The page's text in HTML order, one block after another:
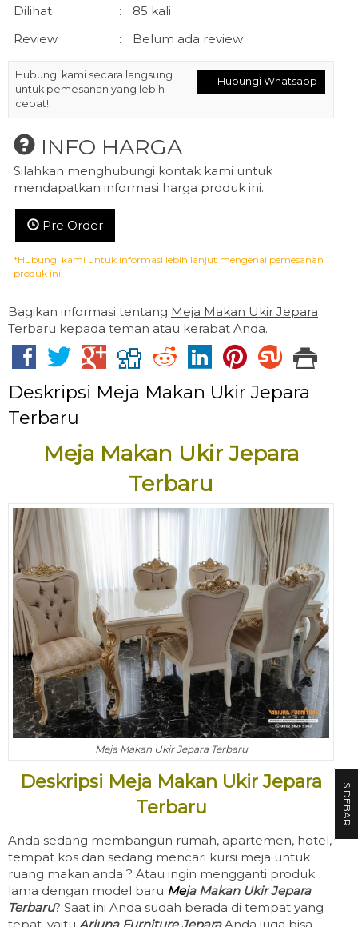
Dilihat
:
85 kali
Review
: Belum ada review
Hubungi Whatsapp
Hubungi kami secara langsung
untuk pemesanan yang lebih
cepat!
INFO HARGA
Silahkan menghubungi kontak kami untuk
mendapatkan informasi harga produk ini.
Pre Order
*Hubungi kami untuk informasi lebih lanjut mengenai pemesanan
produk ini.
Bagikan informasi tentang Meja Makan Ukir Jepara
Terbaru kepada teman atau kerabat Anda.
Deskripsi Meja Makan Ukir Jepara
Terbaru
Meja Makan Ukir Jepara
Terbaru
Meja Makan Ukir Jepara Terbaru
Deskripsi Meja Makan Ukir Jepara
Terbaru
Anda sedang membangun rumah, apartemen, hotel,
tempat kos dan sedang mencari kursi meja untuk
ruang makan anda ? Atau ingin mengganti produk
lama dengan model baru Meja Makan Ukir Jepara
Terbaru? Saat ini Anda sudah berada di tempat yang
SIDEBAR